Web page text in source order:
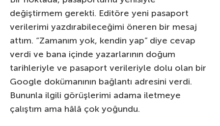
değiştirmem gerekti. Editöre yeni pasaport
verilerimi yazdırabileceğimi öneren bir mesaj
attım. “Zamanım yok, kendin yap” diye cevap
verdi ve bana içinde yazarlarının doğum
tarihleriyle ve pasaport verileriyle dolu olan bir
Google dokümanının bağlantı adresini verdi.
Bununla ilgili görüşlerimi adama iletmeye
çalıştım ama hâlâ çok yoğundu.